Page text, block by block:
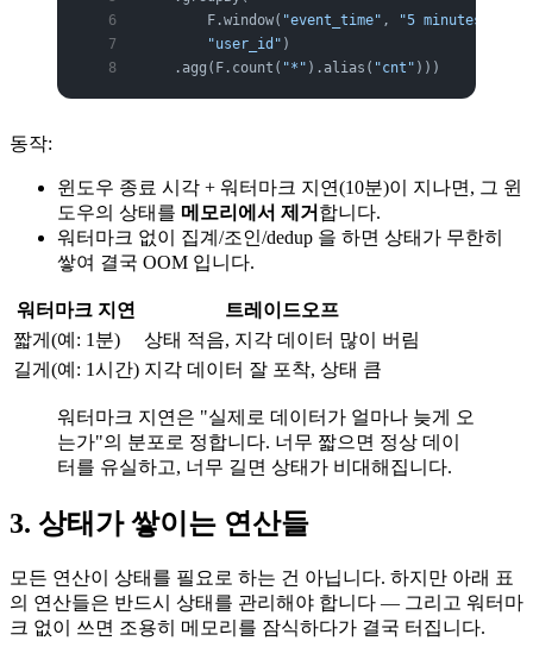
        F.window(
"event_time" , "5 minutes"
        "user_id"
)
    .agg(F.count(
"*" ).alias( "cnt" )))
동작:
윈도우 종료 시각 + 워터마크 지연(10분)이 지나면, 그 윈
도우의 상태를 메모리에서 제거 합니다.
워터마크 없이 집계/조인/dedup 을 하면 상태가 무한히
쌓여 결국 OOM 입니다.
워터마크 지연
트레이드오프
짧게(예: 1분)
상태 적음, 지각 데이터 많이 버림
길게(예: 1시간) 지각 데이터 잘 포착, 상태 큼
워터마크 지연은 "실제로 데이터가 얼마나 늦게 오
는가"의 분포로 정합니다. 너무 짧으면 정상 데이
터를 유실하고, 너무 길면 상태가 비대해집니다.
3. 상태가 쌓이는 연산들
모든 연산이 상태를 필요로 하는 건 아닙니다. 하지만 아래 표
의 연산들은 반드시 상태를 관리해야 합니다 — 그리고 워터마
크 없이 쓰면 조용히 메모리를 잠식하다가 결국 터집니다.